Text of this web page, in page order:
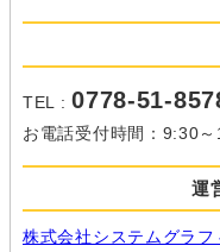
TEL :0778-51-
お電話受付時間：9:30
運
株式会社システムグラフ